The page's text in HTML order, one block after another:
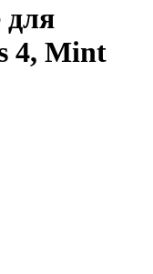
для
4, Mint